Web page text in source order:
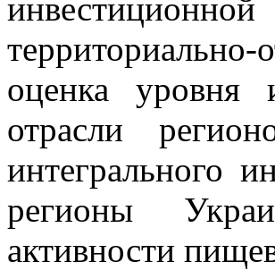
оценка уровня
отрасли
интегрального
регионы
активности